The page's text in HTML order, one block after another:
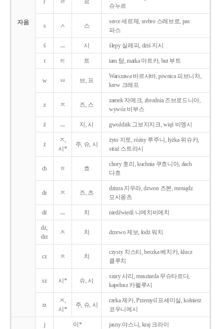
자음
r ㄹ 르
슈누르
s ㅅ 스
serce 세르체, srebro 스레브로, pas
파스
ś ㅡ 시 ślepy 실레피, dziś 지시
t ㅌ 트 tam 탐, matka 마트카, but 부트
w ㅂ 브, 프
Warszawa 바르샤바, piwnica 피브니차,
krew 크레프
z ㅈ 즈, 스
zamek 자메크, zbrodnia 즈브로드니아,
wywóz 비부스
ź ㅡ 지, 시 gwoździk 그보지지크, więź 비엥시
ż
ㅈ,
시*
주, 슈, 시
żyto 지토, różny 루주니, łyżka 위슈카,
straż 스트라시
ch ㅎ 흐
chory 호리, kuchnia 쿠흐니아, dach
다흐
dz ㅈ 즈, 츠
dziura 지우라, dzwon 즈본, mosiądz
모시옹츠
dź ㅡ 치 niedźwiedź 니에치비에치
dż,
drz
ㅈ 치 drzewo 제보, łodż 워치
cz ㅊ 치
czysty 치스티, beczka 베치카, klucz
클루치
sz 시* 슈, 시
szary 샤리, musztarda 무슈타르다,
kapelusz 카펠루시
rz
ㅈ,
시*
주, 슈, 시
rzeka 제카, Przemyśl 프셰미실, kołnierz
코우니에시
j 이* jasny 야스니, kraj 크라이